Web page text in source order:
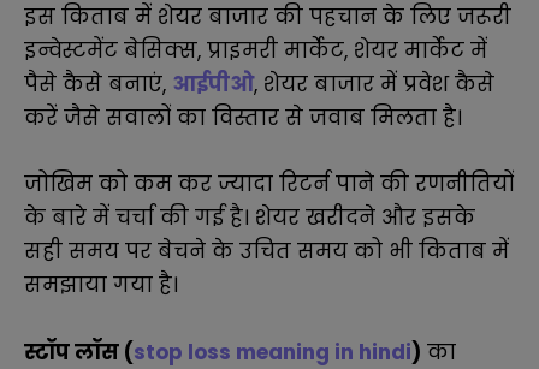
इस किताब में शेयर बाजार की पहचान के लिए जरूरी
इन्वेस्टमेंट बेसिक्स, प्राइमरी मार्केट, शेयर मार्केट में
पैसे कैसे बनाएं, आईपीओ, शेयर बाजार में प्रवेश कैसे
करें जैसे सवालों का विस्तार से जवाब मिलता है।
जोखिम को कम कर ज्यादा रिटर्न पाने की रणनीतियों
के बारे में चर्चा की गई है। शेयर खरीदने और इसके
सही समय पर बेचने के उचित समय को भी किताब में
समझाया गया है।
स्टॉप लॉस (stop loss meaning in hindi) का